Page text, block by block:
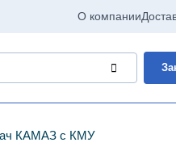
О компании
КАМАЗ с КМУ